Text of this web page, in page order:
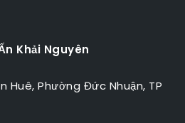
Khải Nguyên
Huê, Phường Đức Nhuận, TP